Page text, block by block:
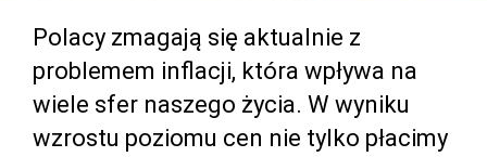
Polacy zmagają się aktualnie z
problemem inflacji, która wpływa na
wiele sfer naszego życia. W wyniku
wzrostu poziomu cen nie tylko płacimy